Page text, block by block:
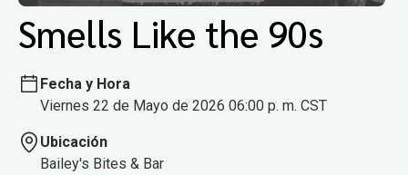
Smells Like the 90s
Fecha y Hora
Viernes 22 de Mayo de 2026 06:00 p. m. CST
Ubicación
Bailey's Bites & Bar